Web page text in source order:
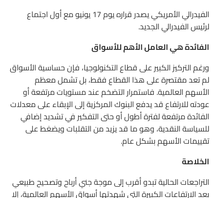
الفيدرالي الأمريكي يصدر قراره يوم 17 يونيو مع أول اجتماع
لرئيس الفيدرالي الجديد.
الفائدة هي العامل الأهم للأسواق
ورغم التركيز الكبير على قطاع التكنولوجيا، فإن حساسية الأسواق
لم تعد مقتصرة على هذا القطاع فقط، بل تشمل معظم
الأسهم العالمية. فاستمرار التضخم عند مستويات مرتفعة أو
عودته للارتفاع قد يدفع البنوك المركزية إلى الإبقاء على معدلات
الفائدة مرتفعة لفترة أطول أو حتى التفكير في تشديد إضافي
للسياسة النقدية، وهو ما قد يزيد من التقلبات ويضغط على
تقييمات الأسهم بشكل عام.
الخلاصة
التراجعات الحالية تبدو أقرب إلى موجة جني أرباح وتصحيح طبيعي
بعد الارتفاعات الكبيرة التي شهدتها أسواق الأسهم العالمية، إلا